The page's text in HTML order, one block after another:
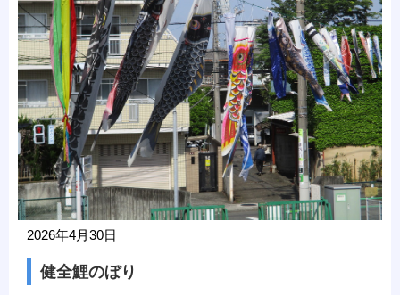
2026年4月30日
健全鯉のぼり